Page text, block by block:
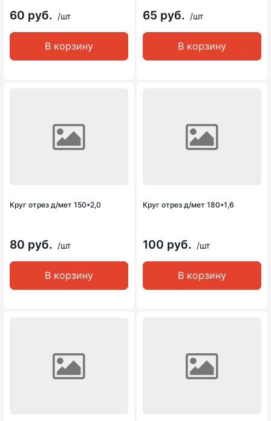
60 руб. /шт
В корзину
65 руб. /шт
В корзину
Круг отрез д/мет 150*2,0
80 руб. /шт
В корзину
Круг отрез д/мет 180*1,6
100 руб. /шт
В корзину